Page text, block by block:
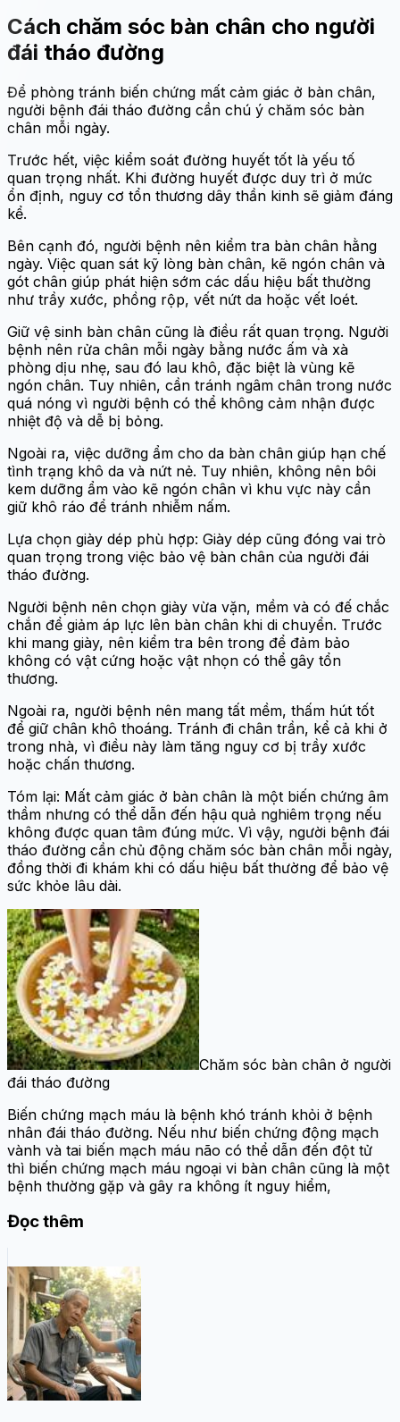
Cách chăm sóc bàn chân cho người
đái tháo đường
Để phòng tránh biến chứng mất cảm giác ở bàn chân,
người bệnh đái tháo đường cần chú ý chăm sóc bàn
chân mỗi ngày.
Trước hết, việc kiểm soát đường huyết tốt là yếu tố
quan trọng nhất. Khi đường huyết được duy trì ở mức
ổn định, nguy cơ tổn thương dây thần kinh sẽ giảm đáng
kể.
Bên cạnh đó, người bệnh nên kiểm tra bàn chân hằng
ngày. Việc quan sát kỹ lòng bàn chân, kẽ ngón chân và
gót chân giúp phát hiện sớm các dấu hiệu bất thường
như trầy xước, phồng rộp, vết nứt da hoặc vết loét.
Giữ vệ sinh bàn chân cũng là điều rất quan trọng. Người
bệnh nên rửa chân mỗi ngày bằng nước ấm và xà
phòng dịu nhẹ, sau đó lau khô, đặc biệt là vùng kẽ
ngón chân. Tuy nhiên, cần tránh ngâm chân trong nước
quá nóng vì người bệnh có thể không cảm nhận được
nhiệt độ và dễ bị bỏng.
Ngoài ra, việc dưỡng ẩm cho da bàn chân giúp hạn chế
tình trạng khô da và nứt nẻ. Tuy nhiên, không nên bôi
kem dưỡng ẩm vào kẽ ngón chân vì khu vực này cần
giữ khô ráo để tránh nhiễm nấm.
Lựa chọn giày dép phù hợp: Giày dép cũng đóng vai trò
quan trọng trong việc bảo vệ bàn chân của người đái
tháo đường.
Người bệnh nên chọn giày vừa vặn, mềm và có đế chắc
chắn để giảm áp lực lên bàn chân khi di chuyển. Trước
khi mang giày, nên kiểm tra bên trong để đảm bảo
không có vật cứng hoặc vật nhọn có thể gây tổn
thương.
Ngoài ra, người bệnh nên mang tất mềm, thấm hút tốt
để giữ chân khô thoáng. Tránh đi chân trần, kể cả khi ở
trong nhà, vì điều này làm tăng nguy cơ bị trầy xước
hoặc chấn thương.
Tóm lại: Mất cảm giác ở bàn chân là một biến chứng âm
thầm nhưng có thể dẫn đến hậu quả nghiêm trọng nếu
không được quan tâm đúng mức. Vì vậy, người bệnh đái
tháo đường cần chủ động chăm sóc bàn chân mỗi ngày,
đồng thời đi khám khi có dấu hiệu bất thường để bảo vệ
sức khỏe lâu dài.
Chăm sóc bàn chân ở người
đái tháo đường
Biến chứng mạch máu là bệnh khó tránh khỏi ở bệnh
nhân đái tháo đường. Nếu như biến chứng động mạch
vành và tai biến mạch máu não có thể dẫn đến đột tử
thì biến chứng mạch máu ngoại vi bàn chân cũng là một
bệnh thường gặp và gây ra không ít nguy hiểm,
Đọc thêm